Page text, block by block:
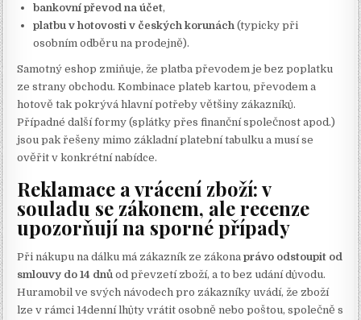
bankovní převod na účet,
platbu v hotovosti v českých korunách (typicky při
osobním odběru na prodejně).
Samotný eshop zmiňuje, že platba převodem je bez poplatku
ze strany obchodu. Kombinace plateb kartou, převodem a
hotově tak pokrývá hlavní potřeby většiny zákazníků.
Případné další formy (splátky přes finanční společnost apod.)
jsou pak řešeny mimo základní platební tabulku a musí se
ověřit v konkrétní nabídce.
Reklamace a vrácení zboží: v
souladu se zákonem, ale recenze
upozorňují na sporné případy
Při nákupu na dálku má zákazník ze zákonaprávo odstoupit od
smlouvy do 14 dnů od převzetí zboží, a to bez udání důvodu.
Huramobil ve svých návodech pro zákazníky uvádí, že zboží
lze v rámci 14denní lhůty vrátit osobně nebo poštou, společně s